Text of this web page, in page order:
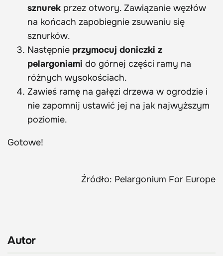
sznurek przez otwory. Zawiązanie węzłów
na końcach zapobiegnie zsuwaniu się
sznurków.
Następnie przymocuj doniczki z
pelargoniami do górnej części ramy na
różnych wysokościach.
Zawieś ramę na gałęzi drzewa w ogrodzie i
nie zapomnij ustawić jej na jak najwyższym
poziomie.
Gotowe!
Źródło: Pelargonium For Europe
Autor